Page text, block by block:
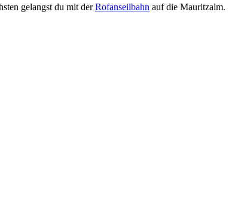
gelangst du mit derRofanseilbahn auf die Mauritzalm.